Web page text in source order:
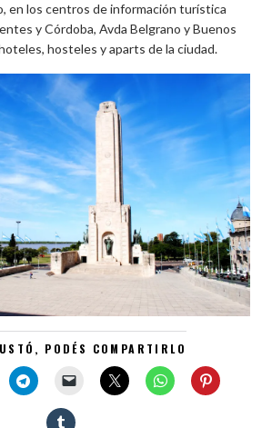
en los centros de información turística
y Córdoba, Avda Belgrano y Buenos
hosteles y aparts de la ciudad.
PODÉS COMPARTIRLO